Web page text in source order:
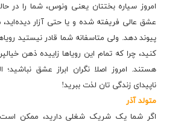
امروز سیاره بختتان یعنی ونوس، شما را در
عشق عالی فریفته شده و یا حتی آزار دیده‌اید،
پیوند دهد. ولی متاسفانه شما قادر نیستید
کنید، چرا که تمام این رویاها زاییده ذهن
هستند. امروز اصلا نگران ابراز عشق
ناپیدای زندگی تان لذت ببرید!
متولد آذر
اگر شما یک شریک شغلی دارید، ممکن است